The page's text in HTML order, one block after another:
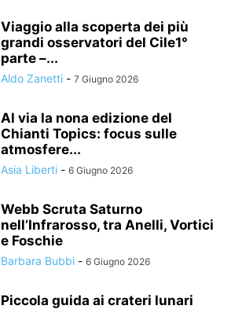
Viaggio alla scoperta dei più
grandi osservatori del Cile1°
parte –...
Aldo Zanetti - 7 Giugno 2026
Al via la nona edizione del
Chianti Topics: focus sulle
atmosfere...
Asia Liberti - 6 Giugno 2026
Webb Scruta Saturno
nell’Infrarosso, tra Anelli, Vortici
e Foschie
Barbara Bubbi - 6 Giugno 2026
Piccola guida ai crateri lunari